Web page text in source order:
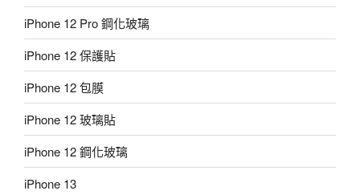
iPhone 12 Pro 鋼化玻璃
iPhone 12 保護貼
iPhone 12 包膜
iPhone 12 玻璃貼
iPhone 12 鋼化玻璃
iPhone 13